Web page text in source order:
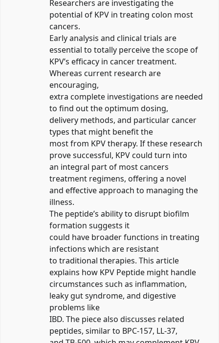
Researchers are investigating the
potential of KPV in treating colon most
cancers.
Early analysis and clinical trials are
essential to totally perceive the scope of
KPV’s efficacy in cancer treatment.
Whereas current research are
encouraging,
extra complete investigations are needed
to find out the optimum dosing,
delivery methods, and particular cancer
types that might benefit the
most from KPV therapy. If these research
prove successful, KPV could turn into
an integral part of most cancers
treatment regimens, offering a novel
and effective approach to managing the
illness.
The peptide’s ability to disrupt biofilm
formation suggests it
could have broader functions in treating
infections which are resistant
to traditional therapies. This article
explains how KPV Peptide might handle
circumstances such as inflammation,
leaky gut syndrome, and digestive
problems like
IBD. The piece also discusses related
peptides, similar to BPC-157, LL-37,